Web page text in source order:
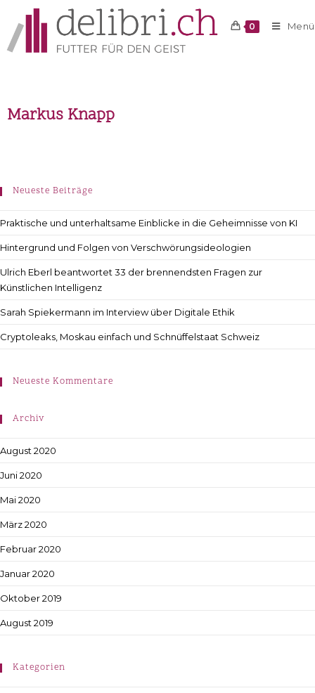
0 Menü
Markus Knapp
Neueste Beiträge
Praktische und unterhaltsame Einblicke in die Geheimnisse von KI
Hintergrund und Folgen von Verschwörungsideologien
Ulrich Eberl beantwortet 33 der brennendsten Fragen zur
Künstlichen Intelligenz
Sarah Spiekermann im Interview über Digitale Ethik
Cryptoleaks, Moskau einfach und Schnüffelstaat Schweiz
Neueste Kommentare
Archiv
August 2020
Juni 2020
Mai 2020
März 2020
Februar 2020
Januar 2020
Oktober 2019
August 2019
Kategorien